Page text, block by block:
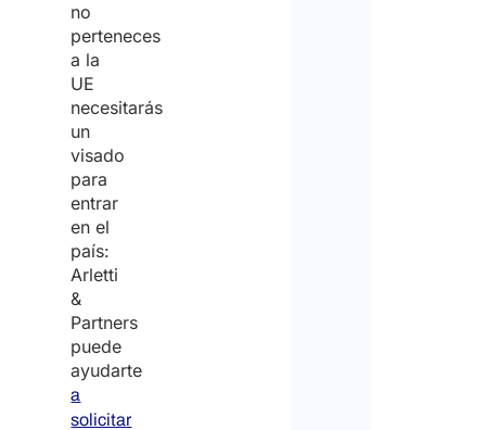
no
perteneces
a la
UE
necesitarás
un
visado
para
entrar
en el
país:
Arletti
&
Partners
puede
ayudarte
a
solicitar